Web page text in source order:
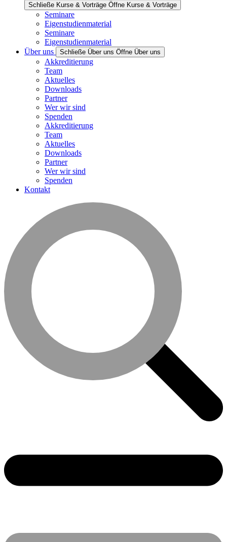
Schließe Kurse & Vorträge Öffne Kurse & Vorträge
Seminare
Eigenstudienmaterial
Seminare
Eigenstudienmaterial
Über uns
Schließe Über uns Öffne Über uns
Akkreditierung
Team
Aktuelles
Downloads
Partner
Wer wir sind
Spenden
Akkreditierung
Team
Aktuelles
Downloads
Partner
Wer wir sind
Spenden
Kontakt